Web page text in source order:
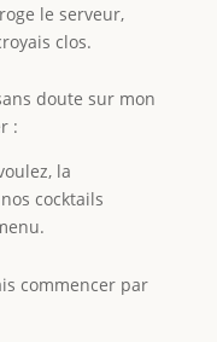
le serveur,
clos.
doute sur mon
:
la
cocktails
commencer par